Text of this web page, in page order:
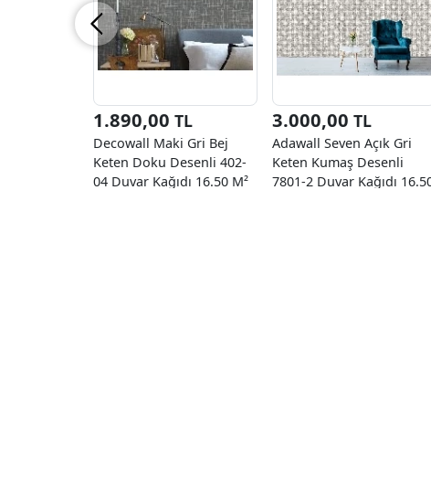
1.890,00 TL
Decowall Maki Gri Bej
Keten Doku Desenli 402-
04 Duvar Kağıdı 16.50 M²
3.000,00 TL
Adawall Seven Açık Gri
Keten Kumaş Desenli
7801-2 Duvar Kağıdı